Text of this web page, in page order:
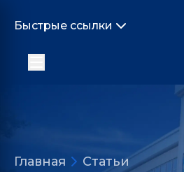
Быстрые ссылки
Главная Статьи